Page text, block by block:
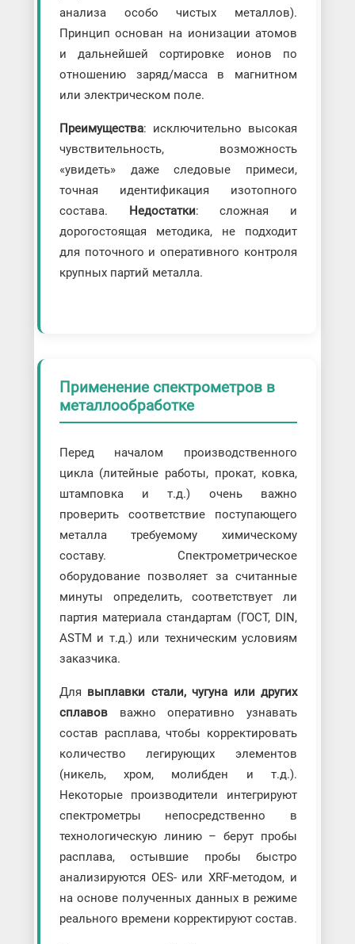
анализа особо чистых металлов).
Принцип основан на ионизации атомов
и дальнейшей сортировке ионов по
отношению заряд/масса в магнитном
или электрическом поле.
Преимущества: исключительно высокая
чувствительность, возможность
«увидеть» даже следовые примеси,
точная идентификация изотопного
состава. Недостатки: сложная и
дорогостоящая методика, не подходит
для поточного и оперативного контроля
крупных партий металла.
Применение спектрометров в
металлообработке
Перед началом производственного
цикла (литейные работы, прокат, ковка,
штамповка и т.д.) очень важно
проверить соответствие поступающего
металла требуемому химическому
составу. Спектрометрическое
оборудование позволяет за считанные
минуты определить, соответствует ли
партия материала стандартам (ГОСТ, DIN,
ASTM и т.д.) или техническим условиям
заказчика.
Для выплавки стали, чугуна или других
сплавов важно оперативно узнавать
состав расплава, чтобы корректировать
количество легирующих элементов
(никель, хром, молибден и т.д.).
Некоторые производители интегрируют
спектрометры непосредственно в
технологическую линию – берут пробы
расплава, остывшие пробы быстро
анализируются OES- или XRF-методом, и
на основе полученных данных в режиме
реального времени корректируют состав.